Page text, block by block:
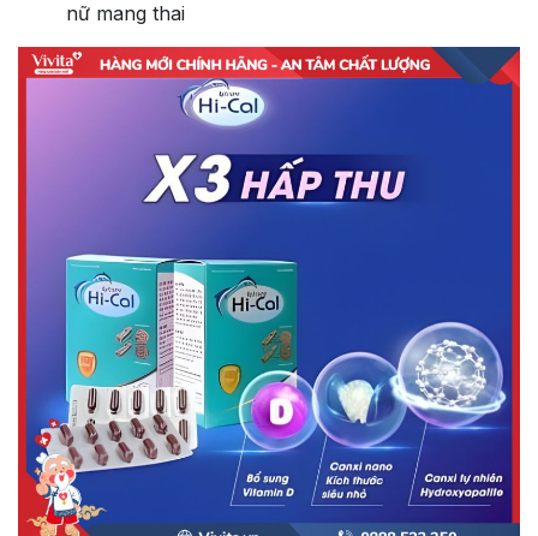
nữ mang thai